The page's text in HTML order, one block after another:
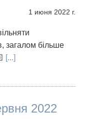
1 июня 2022 г.
загалом більше
[...]
2022